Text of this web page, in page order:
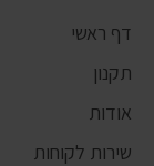
דף ראשי
תקנון
אודות
שירות לקוחות